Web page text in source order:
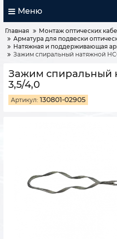
Меню
Главная
Монтаж оптических
Арматура для подвески
Натяжная и поддерживающая
Зажим спиральный натяжной
Зажим спиральный
3,5/4,0
Артикул: 130801-02905